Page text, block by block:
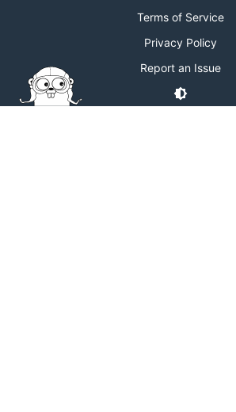
Terms of Service
Privacy Policy
Report an Issue